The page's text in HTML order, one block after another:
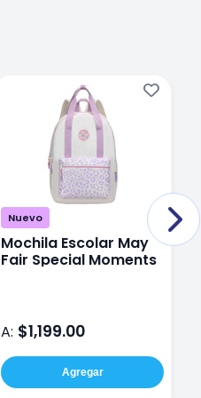
Nuevo
Mochila Escolar May
Fair Special Moments
A: $1,199.00
Agregar